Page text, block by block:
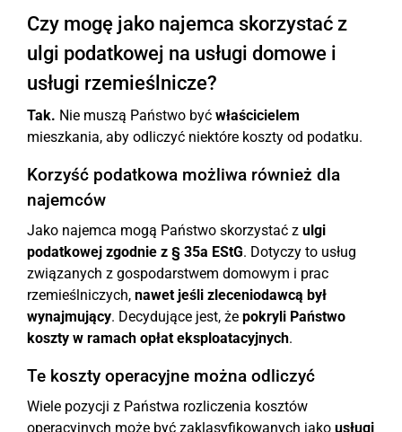
Czy mogę jako najemca skorzystać z
ulgi podatkowej na usługi domowe i
usługi rzemieślnicze?
Tak. Nie muszą Państwo być właścicielem
mieszkania, aby odliczyć niektóre koszty od podatku.
Korzyść podatkowa możliwa również dla
najemców
Jako najemca mogą Państwo skorzystać z ulgi
podatkowej zgodnie z § 35a EStG. Dotyczy to usług
związanych z gospodarstwem domowym i prac
rzemieślniczych, nawet jeśli zleceniodawcą był
wynajmujący. Decydujące jest, że pokryli Państwo
koszty w ramach opłat eksploatacyjnych.
Te koszty operacyjne można odliczyć
Wiele pozycji z Państwa rozliczenia kosztów
operacyjnych może być zaklasyfikowanych jako usługi